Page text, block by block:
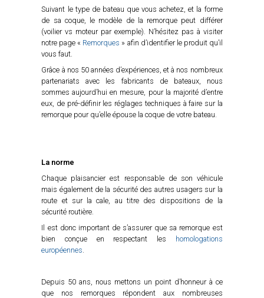
Suivant le type de bateau que vous achetez, et la forme
de sa coque, le modèle de la remorque peut différer
(voilier vs moteur par exemple). N’hésitez pas à visiter
notre page « Remorques » afin d’identifier le produit qu’il
vous faut.
Grâce à nos 50 années d’expériences, et à nos nombreux
partenariats avec les fabricants de bateaux, nous
sommes aujourd’hui en mesure, pour la majorité d’entre
eux, de pré-définir les réglages techniques à faire sur la
remorque pour qu’elle épouse la coque de votre bateau.
La norme
Chaque plaisancier est responsable de son véhicule
mais également de la sécurité des autres usagers sur la
route et sur la cale, au titre des dispositions de la
sécurité routière.
Il est donc important de s’assurer que sa remorque est
bien conçue en respectant les
homologations
européennes.
Depuis 50 ans, nous mettons un point d’honneur à ce
que nos remorques répondent aux nombreuses